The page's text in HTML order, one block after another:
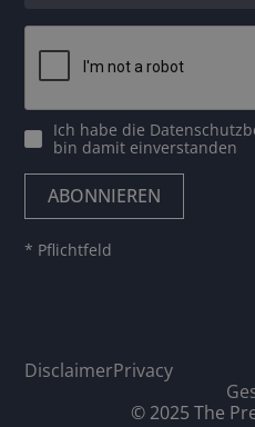
Ich habe die
bin damit einverstanden
* Pflichtfeld
DisclaimerPrivacy
© 2025 The